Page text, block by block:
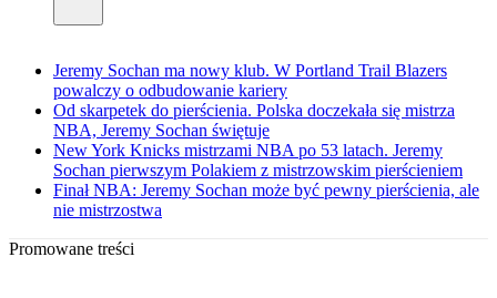
Jeremy Sochan ma nowy klub. W Portland Trail Blazers
powalczy o odbudowanie kariery
Od skarpetek do pierścienia. Polska doczekała się mistrza
NBA, Jeremy Sochan świętuje
New York Knicks mistrzami NBA po 53 latach. Jeremy
Sochan pierwszym Polakiem z mistrzowskim pierścieniem
Finał NBA: Jeremy Sochan może być pewny pierścienia, ale
nie mistrzostwa
Promowane treści